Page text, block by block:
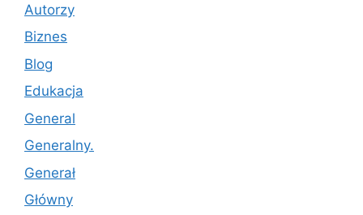
Autorzy
Biznes
Blog
Edukacja
General
Generalny.
Generał
Główny